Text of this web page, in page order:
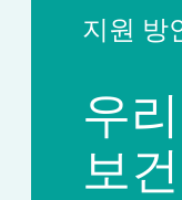
지원 방
우
보